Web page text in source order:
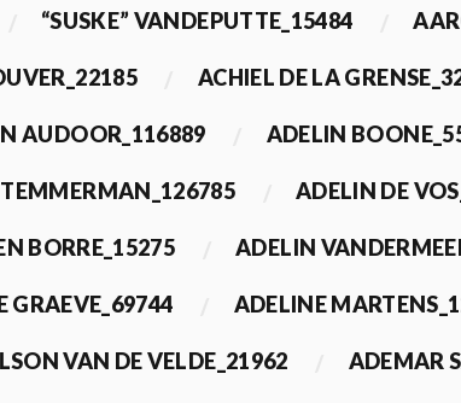
“SUSKE” VANDEPUTTE_15484
ACHIEL DE LA
AUDOOR_116889 ADELIN
ADELIN DE
BORRE_15275 ADELIN
GRAEVE_69744 ADELINE
VAN DE VELDE_21962 ADEMAR